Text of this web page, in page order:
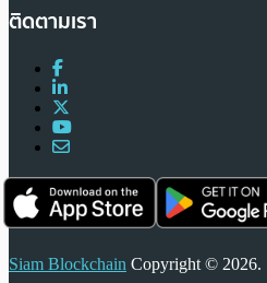
ติดตามเรา
Siam Blockchain Copyright © 2026.